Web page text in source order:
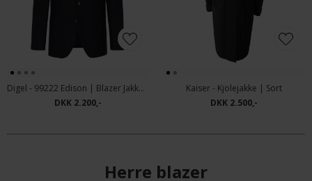
Digel - 99222 Edison | Blazer Jakke Marine
DKK 2.200,-
Kaiser - Kjolejakke | Sort
DKK 2.500,-
Herre blazer